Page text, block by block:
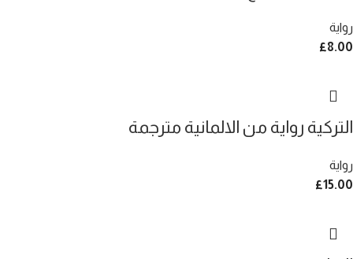
رواية
£8.00
التركية رواية من الالمانية مترجمة
رواية
£15.00